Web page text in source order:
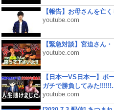
【報告】お母さんを亡く
youtube.com
【緊急対談】宮迫さん
youtube.com
【日本一VS日本一】ポ
ガチで勝負してみた
youtube.com